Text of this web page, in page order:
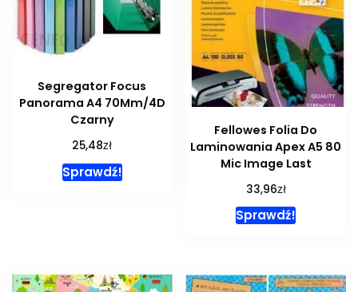
Segregator Focus
Panorama A4 70Mm/4D
Czarny
25,48zł
Sprawdź!
Fellowes Folia Do
Laminowania Apex A5 80
Mic Image Last
33,96zł
Sprawdź!